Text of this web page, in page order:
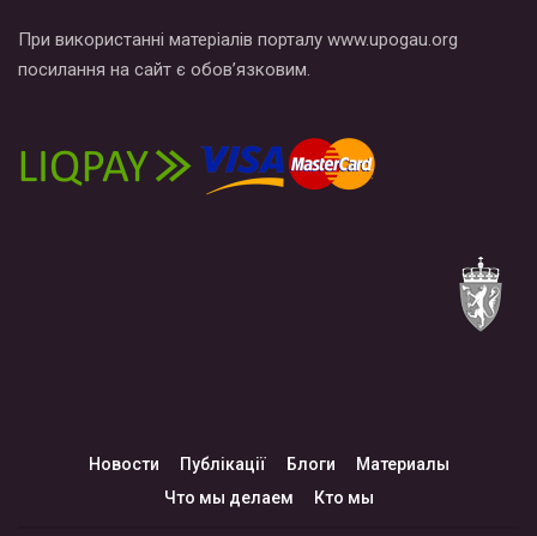
При використанні матеріалів порталу www.upogau.org
посилання на сайт є обов’язковим.
Новости Публікації Блоги
Материалы
Что мы делаем
Кто мы